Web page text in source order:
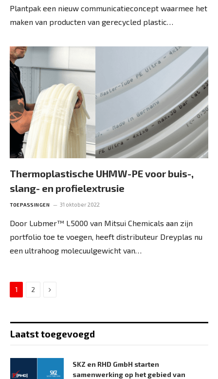
Plantpak een nieuw communicatieconcept waarmee het
maken van producten van gerecycled plastic…
Thermoplastische UHMW-PE voor buis-,
slang- en profielextrusie
TOEPASSINGEN 31 oktober 2022
Door Lubmer™ L5000 van Mitsui Chemicals aan zijn
portfolio toe te voegen, heeft distributeur Dreyplas nu
een ultrahoog molecuulgewicht van…
1 2 Next
Laatst toegevoegd
SKZ en RHD GmbH starten
samenwerking op het gebied van